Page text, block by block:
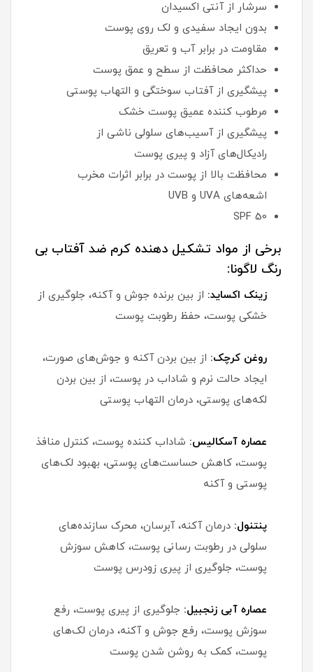
سرشار از آنتی اکسیدان
بدون ایجاد سفیدی و لک روی پوست
مقاومت در برابر آب و تعریق
حداکثر محافظت از سطح و عمق پوست
پیشگیری از آفتاب سوختگی و التهاب پوستی
مرطوب کننده عمیق پوست خشک
پیشگیری از آسیب‌های سلولی ناشی از
رادیکال‌های آزاد و پیری پوست
محافظت بالا از پوست در برابر اثرات مخرب
اشعه‌های UVA و UVB
SPF 50
برخی از مواد تشکیل دهنده کرم ضد آفتاب بی
رنگ لاگونا:
زینک اکساید: از بین برنده جوش و آکنه، جلوگیری از
خشکی پوست، حفظ رطوبت پوست
روغن کرچک: از بین بردن آکنه و جوش‌های صورت،
ایجاد حالت نرم و شاداب در پوست، از بین بردن
لکه‌های پوستی، درمان التهاب پوستی
عصاره آسکالیس: شاداب کننده پوست، کنترل منافذ
پوست، کاهش حساست‌های پوستی، بهبود لک‌های
پوستی و آکنه
پنتنول: درمان آکنه، آبرسان، محرک سازنده‌های
سلولی در رطوبت رسانی پوست، کاهش سوزش
پوست، جلوگیری از پیری زودرس پوست
عصاره آبی زنجبیل: جلوگیری از پیری پوست، رفع
سوزش پوست، رفع جوش و آکنه، درمان لک‌های
پوست، کمک به روشن شدن پوست